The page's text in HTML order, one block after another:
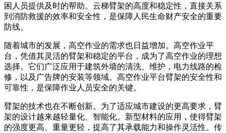
困人员提供及时的帮助。云梯臂架的高度和稳定性，直接关系
到消防救援的效率和安全性，是保障人民生命财产安全的重要
防线。
随着城市的发展，高空作业的需求也日益增加。高空作业平
台，凭借其灵活的臂架和稳定的平台，成为了高空作业的理想
选择。它们广泛应用于建筑外墙的清洗、维护，电力线路的检
修，以及广告牌的安装等领域。高空作业平台臂架的安全性和
可靠性，是保障作业人员安全的关键。
臂架的技术也在不断创新。为了适应城市建设的更高要求，臂
架的设计越来越轻量化、智能化。新型材料的应用，使得臂架
的强度更高、重量更轻，提高了其承载能力和操作灵活性。传